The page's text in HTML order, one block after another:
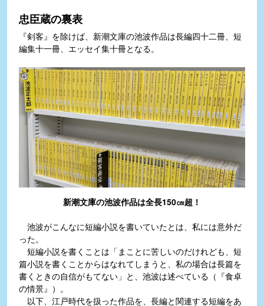
忠臣蔵の裏表
『剣客』を除けば、新潮文庫の池波作品は長編四十二冊、短
編集十一冊、エッセイ集十冊となる。
新潮文庫の池波作品は全長150㎝超！
池波がこんなに短編小説を書いていたとは、私には意外だ
った。
短編小説を書くことは「まことに苦しいのだけれども、短
篇小説を書くことからはなれてしまうと、私の場合は長篇を
書くときの自信がもてない」と、池波は述べている（『食卓
の情景』）。
以下、江戸時代を扱った作品を、長編と関連する短編をあ